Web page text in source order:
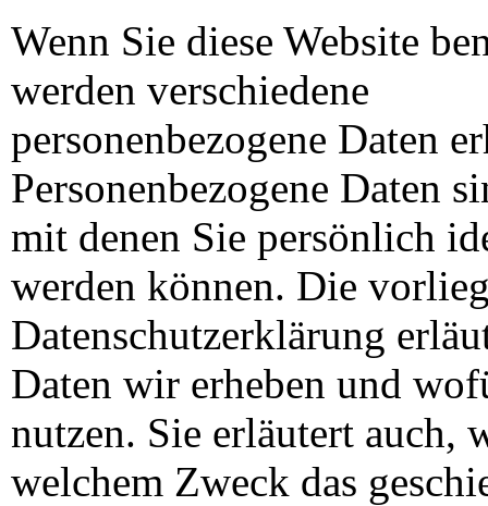
Wenn Sie diese Website
werden verschiedene
personenbezogene Daten
Personenbezogene Daten
mit denen Sie persönlich
werden können. Die
Datenschutzerklärung
Daten wir erheben und
nutzen. Sie erläutert auch,
welchem Zweck das